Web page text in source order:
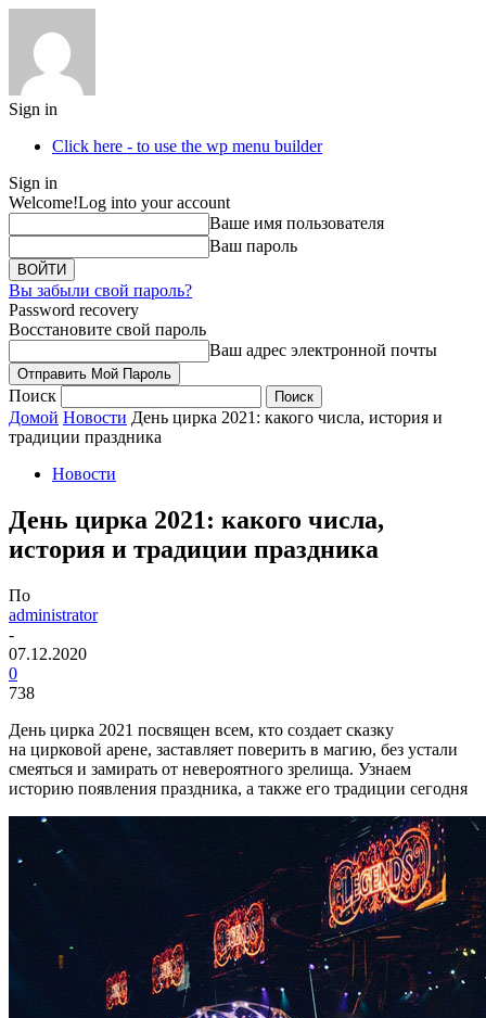
Sign in
Click here - to use the wp menu builder
Sign in
Welcome!Log into your account
Ваше имя пользователя
Ваш пароль
Вы забыли свой пароль?
Password recovery
Восстановите свой пароль
Ваш адрес электронной почты
Поиск
Домой Новости День цирка 2021: какого числа, история и
традиции праздника
Новости
День цирка 2021: какого числа,
история и традиции праздника
По
administrator
-
07.12.2020
0
738
День цирка 2021 посвящен всем, кто создает сказку
на цирковой арене, заставляет поверить в магию, без устали
смеяться и замирать от невероятного зрелища. Узнаем
историю появления праздника, а также его традиции сегодня